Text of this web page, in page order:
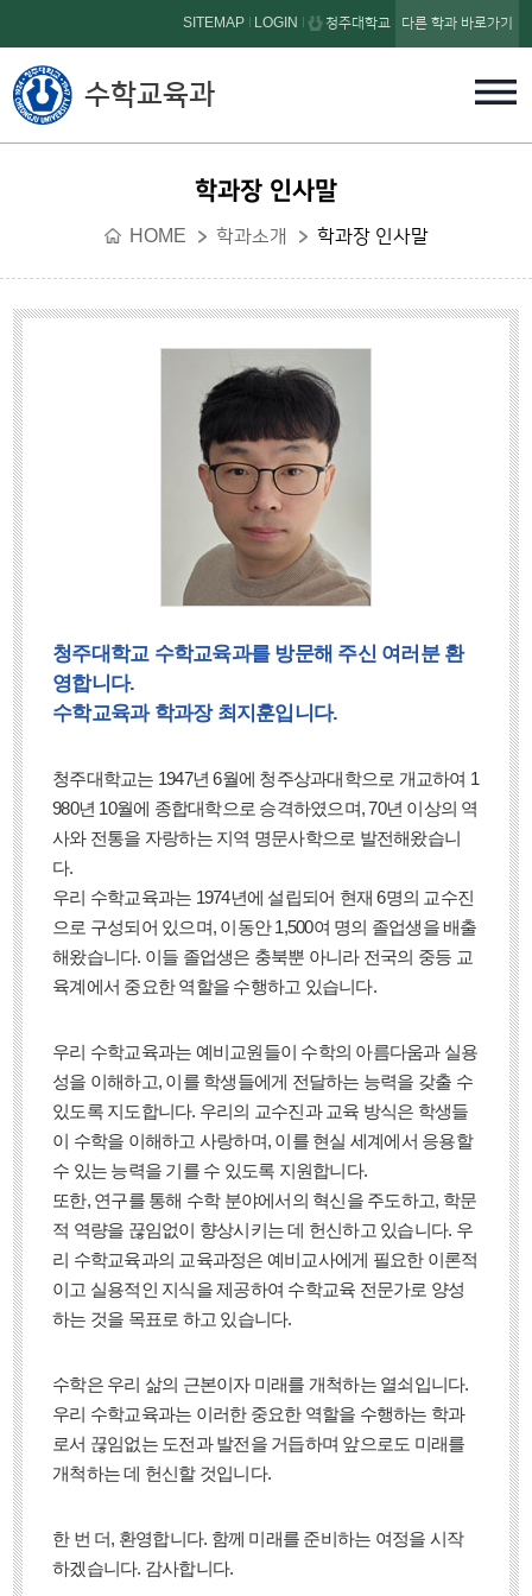
본문 바로가기
수학교육과
SITEMAP LOGIN 청주대학교 다른 학과 바로가기
학과장 인사말
HOME 학과소개 학과장 인사말
청주대학교 수학교육과를 방문해 주신 여러분 환
영합니다.
수학교육과 학과장 최지훈입니다.
청주대학교는 1947년 6월에 청주상과대학으로 개교하여 1
980년 10월에 종합대학으로 승격하였으며, 70년 이상의 역
사와 전통을 자랑하는 지역 명문사학으로 발전해왔습니
다.
우리 수학교육과는 1974년에 설립되어 현재 6명의 교수진
으로 구성되어 있으며, 이동안 1,500여 명의 졸업생을 배출
해왔습니다. 이들 졸업생은 충북뿐 아니라 전국의 중등 교
육계에서 중요한 역할을 수행하고 있습니다.
우리 수학교육과는 예비교원들이 수학의 아름다움과 실용
성을 이해하고, 이를 학생들에게 전달하는 능력을 갖출 수
있도록 지도합니다. 우리의 교수진과 교육 방식은 학생들
이 수학을 이해하고 사랑하며, 이를 현실 세계에서 응용할
수 있는 능력을 기를 수 있도록 지원합니다.
또한, 연구를 통해 수학 분야에서의 혁신을 주도하고, 학문
적 역량을 끊임없이 향상시키는 데 헌신하고 있습니다. 우
리 수학교육과의 교육과정은 예비교사에게 필요한 이론적
이고 실용적인 지식을 제공하여 수학교육 전문가로 양성
하는 것을 목표로 하고 있습니다.
수학은 우리 삶의 근본이자 미래를 개척하는 열쇠입니다.
우리 수학교육과는 이러한 중요한 역할을 수행하는 학과
로서 끊임없는 도전과 발전을 거듭하며 앞으로도 미래를
개척하는 데 헌신할 것입니다.
한 번 더, 환영합니다. 함께 미래를 준비하는 여정을 시작
하겠습니다. 감사합니다.